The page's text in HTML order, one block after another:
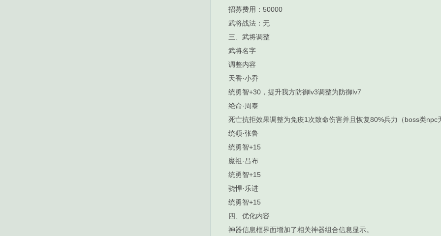
招募费用：50000
武将战法：无
三、武将调整
武将名字
调整内容
天香·小乔
统勇智+30，提升我方防御lv3调整为防御lv7
绝命·周泰
死亡抗拒效果调整为免疫1次致命伤害并且恢复80%兵力（boss类npc
统领·张鲁
统勇智+15
魔祖·吕布
统勇智+15
骁悍·乐进
统勇智+15
四、优化内容
神器信息框界面增加了相关神器组合信息显示。